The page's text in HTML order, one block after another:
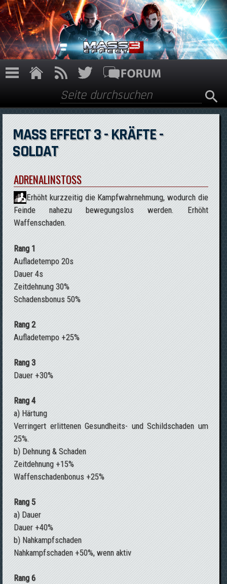
Direkt zum Inhalt
Suchformular
Suche
MASS EFFECT 3 - KRÄFTE -
SOLDAT
ADRENALINSTOSS
Erhöht kurzzeitig die Kampfwahrnehmung, wodurch die
Feinde nahezu bewegungslos werden. Erhöht
Waffenschaden.
Rang 1
Aufladetempo 20s
Dauer 4s
Zeitdehnung 30%
Schadensbonus 50%
Rang 2
Aufladetempo +25%
Rang 3
Dauer +30%
Rang 4
a) Härtung
Verringert erlittenen Gesundheits- und Schildschaden um
25%.
b) Dehnung & Schaden
Zeitdehnung +15%
Waffenschadenbonus +25%
Rang 5
a) Dauer
Dauer +40%
b) Nahkampfschaden
Nahkampfschaden +50%, wenn aktiv
Rang 6